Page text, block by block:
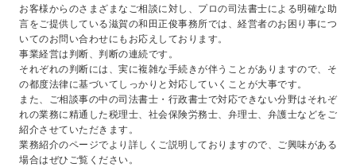
お客様からのさまざまなご相談に対し、プロの司法書士による明確な助
言をご提供している滋賀の和田正俊事務所では、経営者のお困り事につ
いてのお問い合わせにもお応えしております。
事業経営は判断、判断の連続です。
それぞれの判断には、実に複雑な手続きが伴うことがありますので、そ
の都度法律に基づいてしっかりと対応していくことが大事です。
また、ご相談事の中の司法書士・行政書士で対応できない分野はそれぞ
れの業務に精通した税理士、社会保険労務士、弁理士、弁護士などをご
紹介させていただきます。
業務紹介のページでより詳しくご説明しておりますので、ご興味がある
場合はぜひご覧ください。